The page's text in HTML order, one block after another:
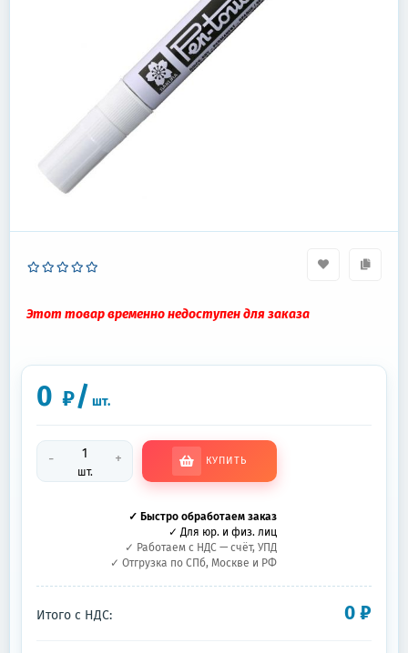
Этот товар временно недоступен для заказа
0 ₽/ шт.
-
шт.
+ КУПИТЬ
✓ Быстро обработаем заказ
✓ Для юр. и физ. лиц
✓ Работаем с НДС — счёт, УПД
✓ Отгрузка по СПб, Москве и РФ
Итого с НДС: 0₽